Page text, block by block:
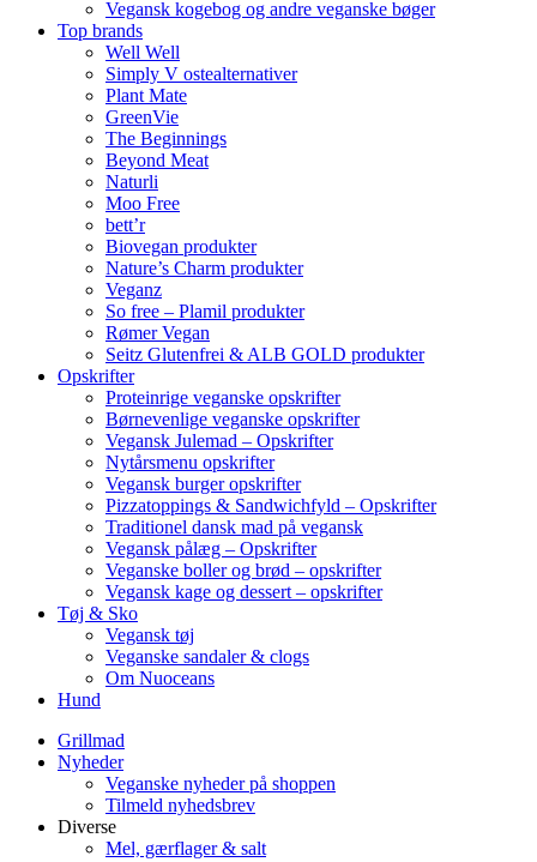
Vegansk kogebog og andre veganske bøger
Top brands
Well Well
Simply V ostealternativer
Plant Mate
GreenVie
The Beginnings
Beyond Meat
Naturli
Moo Free
bett’r
Biovegan produkter
Nature’s Charm produkter
Veganz
So free – Plamil produkter
Rømer Vegan
Seitz Glutenfrei & ALB GOLD produkter
Opskrifter
Proteinrige veganske opskrifter
Børnevenlige veganske opskrifter
Vegansk Julemad – Opskrifter
Nytårsmenu opskrifter
Vegansk burger opskrifter
Pizzatoppings & Sandwichfyld – Opskrifter
Traditionel dansk mad på vegansk
Vegansk pålæg – Opskrifter
Veganske boller og brød – opskrifter
Vegansk kage og dessert – opskrifter
Tøj & Sko
Vegansk tøj
Veganske sandaler & clogs
Om Nuoceans
Hund
Grillmad
Nyheder
Veganske nyheder på shoppen
Tilmeld nyhedsbrev
Diverse
Mel, gærflager & salt